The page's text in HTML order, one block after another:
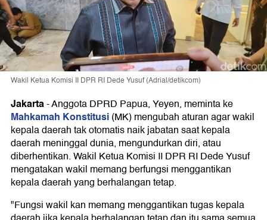
Wakil Ketua Komisi II DPR RI Dede Yusuf (Adrial/detikcom)
Jakarta-Anggota DPRD Papua, Yeyen, meminta ke
Mahkamah Konstitusi(MK) mengubah aturan agar wakil
kepala daerah tak otomatis naik jabatan saat kepala
daerah meninggal dunia, mengundurkan diri, atau
diberhentikan. Wakil Ketua Komisi II DPR RI Dede Yusuf
mengatakan wakil memang berfungsi menggantikan
kepala daerah yang berhalangan tetap.
"Fungsi wakil kan memang menggantikan tugas kepala